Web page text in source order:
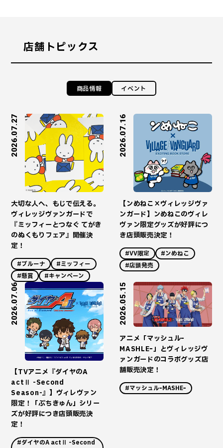
店舗トピックス
商品情報 イベント
2026.07.27
大切な人へ、もじで伝える。
ヴィレッジヴァンガードで
『ミッフィーとつなぐ てがき
のぬくもりフェア』開催決
定！
#ブルーナ
#ミッフィー
#懸賞
#キャンペーン
2026.07.16
【ンめねこ×ヴィレッジヴァ
ンガード】ンめねこのヴィレ
ヴァン限定グッズが好評につ
き店頭販売決定！
#VV限定
#ンめねこ
#店頭発売
2026.07.06
【TVアニメ『ダイヤのA
actⅡ -Second
Season-』】ヴィレヴァン
限定！「ぷちきゅん」シリー
ズが好評につき店頭販売決
定！
#ダイヤのA actⅡ -Second
2026.05.15
アニメ「マッシュルｰ
MASHLEｰ」とヴィレッジヴ
ァンガードのコラボグッズ店
舗販売決定！
#マッシュルｰMASHEｰ